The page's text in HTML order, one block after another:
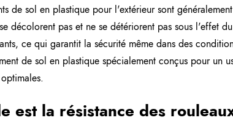
de sol en plastique pour l'extérieur sont
décolorent pas et ne se détériorent pas sous l'effet
ce qui garantit la sécurité même dans des
de sol en plastique spécialement conçus pour un
est la résistance des